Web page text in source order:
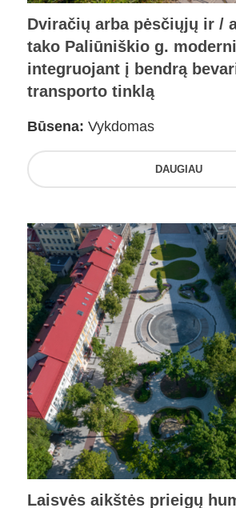
Dviračių arba pėsčiųjų ir /
tako Paliūniškio g.
integruojant į bendrą
transporto tinklą
Būsena: Vykdomas
DAUGIAU
Laisvės aikštės prieigų